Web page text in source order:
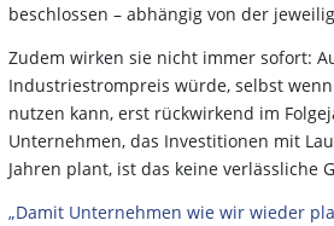
beschlossen – abhängig von der
Zudem wirken sie nicht immer sofort:
Industriestrompreis würde, selbst
nutzen kann, erst rückwirkend im
Unternehmen, das Investitionen mit
Jahren plant, ist das keine verlässliche
„Damit Unternehmen wie wir wieder